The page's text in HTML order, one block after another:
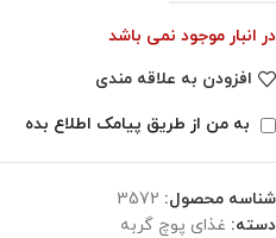
در انبار موجود نمی باشد
افزودن به علاقه مندی
به من از طریق پیامک اطلاع بده
شناسه محصول: 3572
دسته: غذای پوچ گربه